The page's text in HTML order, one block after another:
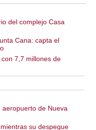
del complejo Casa
Cana: capta el
7,7 millones de
aeropuerto de Nueva
su despegue